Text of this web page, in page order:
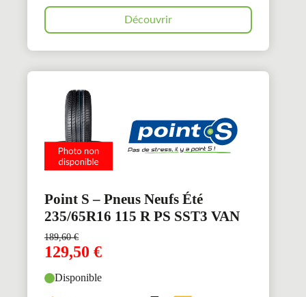
Découvrir
Point S – Pneus Neufs Été
235/65R16 115 R PS SST3 VAN
189,60€
129,50 €
Disponible